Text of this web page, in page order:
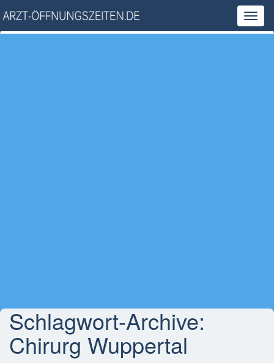
Schlagwort-Archive:
Chirurg Wuppertal